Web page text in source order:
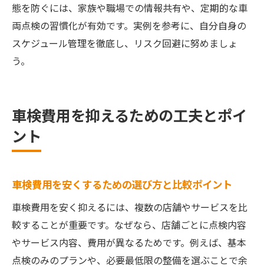
態を防ぐには、家族や職場での情報共有や、定期的な車
両点検の習慣化が有効です。実例を参考に、自分自身の
スケジュール管理を徹底し、リスク回避に努めましょ
う。
車検費用を抑えるための工夫とポイ
ント
車検費用を安くするための選び方と比較ポイント
車検費用を安く抑えるには、複数の店舗やサービスを比
較することが重要です。なぜなら、店舗ごとに点検内容
やサービス内容、費用が異なるためです。例えば、基本
点検のみのプランや、必要最低限の整備を選ぶことで余